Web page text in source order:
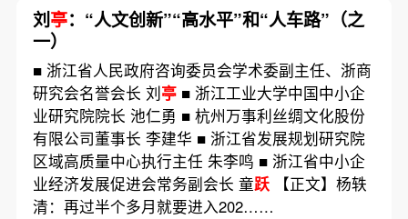
刘亭：“人文创新”“高水平”和“人车路”（之
一）
■ 浙江省人民政府咨询委员会学术委副主任、浙商
研究会名誉会长 刘亭■ 浙江工业大学中国中小企
业研究院院长 池仁勇 ■ 杭州万事利丝绸文化股份
有限公司董事长 李建华 ■ 浙江省发展规划研究院
区域高质量中心执行主任 朱李鸣 ■ 浙江省中小企
业经济发展促进会常务副会长 童跃【正文】杨轶
清：再过半个多月就要进入202……